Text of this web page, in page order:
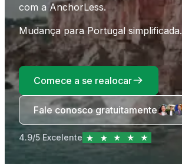
com a AnchorLess.
Mudança para Portugal simplificada.
Comece a se realocar
Fale conosco gratuitamente
4.9/5 Excelente